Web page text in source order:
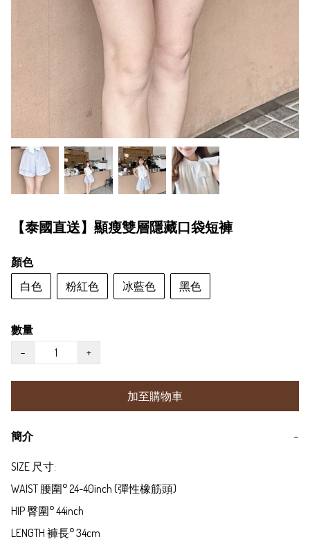
【泰國直送】顯瘦雙層隱藏口袋短褲
顏色
白色
粉紅色 冰藍色 黑色
數量
−
+
加至購物車
簡介 −
SIZE 尺寸:
WAIST 腰圍° 24-40inch (彈性橡筋頭)
HIP 臀圍° 44inch
LENGTH 褲長° 34cm